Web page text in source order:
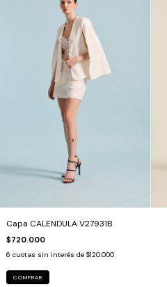
Capa CALENDULA V27931B
$720.000
6 cuotas sin interés de $120.000
COMPRAR